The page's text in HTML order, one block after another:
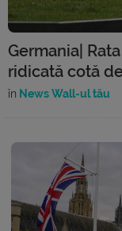
Germania|
ridicată cotă
în News Wall-ul tău